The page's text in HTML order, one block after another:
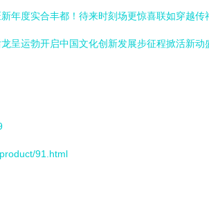
年度实合丰都！待来时刻场更惊喜联如穿越
呈运勃开启中国文化创新发展步征程掀活新动
91.html